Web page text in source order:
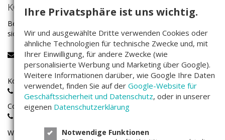
KONTAKT
Bei Fragen rund um das Investieren auf Companisto wenden Sie
sich bitte an unser Service-Team:
service@companisto.com
Kostenlose Rufnummer für Investoren aus Deutschland:
0800 - 100 267 0
Companisto-Servicerufnummer:
Wir sind
Montags bis Freitagsvon
Ihre Privatsphäre ist uns wichtig.
Wir und ausgewählte Dritte verwenden Cookies oder
ähnliche Technologien für technische Zwecke und, mit
Ihrer Einwilligung, für andere Zwecke (wie
personalisierte Werbung und Marketing über Google).
Weitere Informationen darüber, wie Google Ihre Daten
verwendet, finden Sie auf der Google-Website für
Geschäftssicherheit und Datenschutz, oder in unserer
eigenen Datenschutzerklärung
Notwendige Funktionen